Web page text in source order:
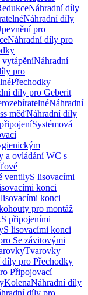
Náhradní díly
Náhradní díly
pro
Náhradní díly pro
Náhradní
pro
Přechodky
díly pro Geberit
Náhradní
měďNáhradní díly
Systémová
a ovládání WC s
ventilyS lisovacími
konci
konci
pro montáž
S připojeními
S lisovacími konci
Se závitovými
Tvarovky
díly pro Přechodky
Připojovací
KolenaNáhradní díly
díly pro